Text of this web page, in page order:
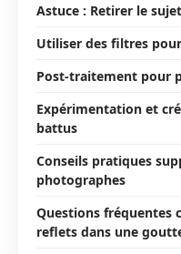
Astuce : Retirer le
Utiliser des filtres
Post-traitement pour
Expérimentation et
battus
Conseils pratiques
photographes
Questions fréquentes
reflets dans une